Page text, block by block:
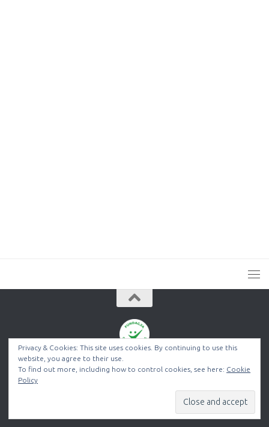
Fundacja Obudź Nadzieję © 2026. Wszelkie prawa zastrzeżone
Privacy & Cookies: This site uses cookies. By continuing to use this
website, you agree to their use.
To find out more, including how to control cookies, see here: Cookie
Policy